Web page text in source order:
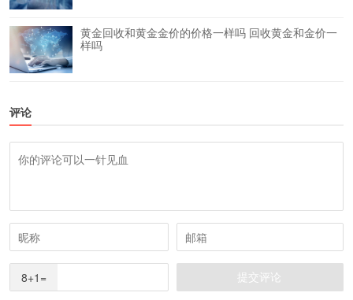
黄金回收和黄金金价的价格一样吗 回收黄金和金价一
样吗
评论
8+1=